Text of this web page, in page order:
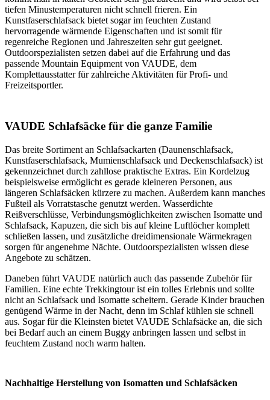
tiefen Minustemperaturen nicht schnell frieren. Ein
Kunstfaserschlafsack bietet sogar im feuchten Zustand
hervorragende wärmende Eigenschaften und ist somit für
regenreiche Regionen und Jahreszeiten sehr gut geeignet.
Outdoorspezialisten setzen dabei auf die Erfahrung und das
passende Mountain Equipment von VAUDE, dem
Komplettausstatter für zahlreiche Aktivitäten für Profi- und
Freizeitsportler.
VAUDE Schlafsäcke für die ganze Familie
Das breite Sortiment an Schlafsackarten (Daunenschlafsack,
Kunstfaserschlafsack, Mumienschlafsack und Deckenschlafsack) ist
gekennzeichnet durch zahllose praktische Extras. Ein Kordelzug
beispielsweise ermöglicht es gerade kleineren Personen, aus
längeren Schlafsäcken kürzere zu machen. Außerdem kann manches
Fußteil als Vorratstasche genutzt werden. Wasserdichte
Reißverschlüsse, Verbindungsmöglichkeiten zwischen Isomatte und
Schlafsack, Kapuzen, die sich bis auf kleine Luftlöcher komplett
schließen lassen, und zusätzliche dreidimensionale Wärmekragen
sorgen für angenehme Nächte. Outdoorspezialisten wissen diese
Angebote zu schätzen.
Daneben führt VAUDE natürlich auch das passende Zubehör für
Familien. Eine echte Trekkingtour ist ein tolles Erlebnis und sollte
nicht an Schlafsack und Isomatte scheitern. Gerade Kinder brauchen
genügend Wärme in der Nacht, denn im Schlaf kühlen sie schnell
aus. Sogar für die Kleinsten bietet VAUDE Schlafsäcke an, die sich
bei Bedarf auch an einem Buggy anbringen lassen und selbst in
feuchtem Zustand noch warm halten.
Nachhaltige Herstellung von Isomatten und Schlafsäcken